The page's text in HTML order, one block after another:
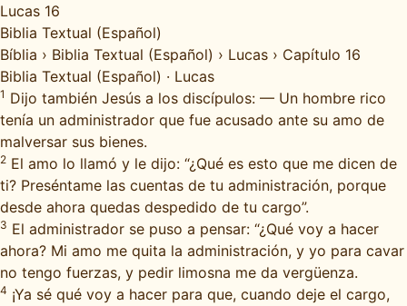
Lucas 16
Biblia Textual (Español)
Bíblia › Biblia Textual (Español) › Lucas › Capítulo 16
Biblia Textual (Español) · Lucas
1 Dijo también Jesús a los discípulos: — Un hombre rico
tenía un administrador que fue acusado ante su amo de
malversar sus bienes.
2 El amo lo llamó y le dijo: “¿Qué es esto que me dicen de
ti? Preséntame las cuentas de tu administración, porque
desde ahora quedas despedido de tu cargo”.
3 El administrador se puso a pensar: “¿Qué voy a hacer
ahora? Mi amo me quita la administración, y yo para cavar
no tengo fuerzas, y pedir limosna me da vergüenza.
4 ¡Ya sé qué voy a hacer para que, cuando deje el cargo,